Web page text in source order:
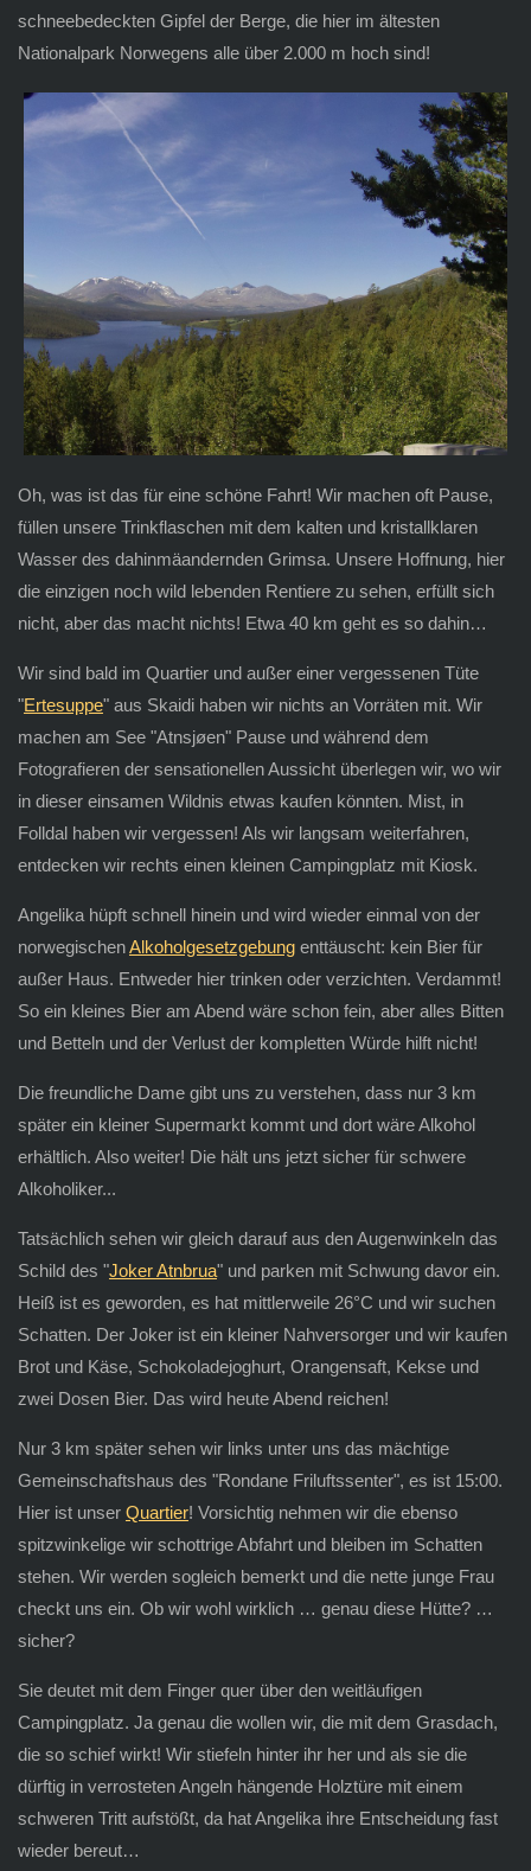
schneebedeckten Gipfel der Berge, die hier im ältesten
Nationalpark Norwegens alle über 2.000 m hoch sind!
Oh, was ist das für eine schöne Fahrt! Wir machen oft Pause,
füllen unsere Trinkflaschen mit dem kalten und kristallklaren
Wasser des dahinmäandernden Grimsa. Unsere Hoffnung, hier
die einzigen noch wild lebenden Rentiere zu sehen, erfüllt sich
nicht, aber das macht nichts! Etwa 40 km geht es so dahin…
Wir sind bald im Quartier und außer einer vergessenen Tüte
"Ertesuppe" aus Skaidi haben wir nichts an Vorräten mit. Wir
machen am See "Atnsjøen" Pause und während dem
Fotografieren der sensationellen Aussicht überlegen wir, wo wir
in dieser einsamen Wildnis etwas kaufen könnten. Mist, in
Folldal haben wir vergessen! Als wir langsam weiterfahren,
entdecken wir rechts einen kleinen Campingplatz mit Kiosk.
Angelika hüpft schnell hinein und wird wieder einmal von der
norwegischenAlkoholgesetzgebungenttäuscht: kein Bier für
außer Haus. Entweder hier trinken oder verzichten. Verdammt!
So ein kleines Bier am Abend wäre schon fein, aber alles Bitten
und Betteln und der Verlust der kompletten Würde hilft nicht!
Die freundliche Dame gibt uns zu verstehen, dass nur 3 km
später ein kleiner Supermarkt kommt und dort wäre Alkohol
erhältlich. Also weiter! Die hält uns jetzt sicher für schwere
Alkoholiker...
Tatsächlich sehen wir gleich darauf aus den Augenwinkeln das
Schild des "Joker Atnbrua" und parken mit Schwung davor ein.
Heiß ist es geworden, es hat mittlerweile 26°C und wir suchen
Schatten. Der Joker ist ein kleiner Nahversorger und wir kaufen
Brot und Käse, Schokoladejoghurt, Orangensaft, Kekse und
zwei Dosen Bier. Das wird heute Abend reichen!
Nur 3 km später sehen wir links unter uns das mächtige
Gemeinschaftshaus des "Rondane Friluftssenter", es ist 15:00.
Hier ist unser Quartier! Vorsichtig nehmen wir die ebenso
spitzwinkelige wir schottrige Abfahrt und bleiben im Schatten
stehen. Wir werden sogleich bemerkt und die nette junge Frau
checkt uns ein. Ob wir wohl wirklich … genau diese Hütte? …
sicher?
Sie deutet mit dem Finger quer über den weitläufigen
Campingplatz. Ja genau die wollen wir, die mit dem Grasdach,
die so schief wirkt! Wir stiefeln hinter ihr her und als sie die
dürftig in verrosteten Angeln hängende Holztüre mit einem
schweren Tritt aufstößt, da hat Angelika ihre Entscheidung fast
wieder bereut…